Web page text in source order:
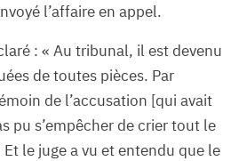
l’affaire en appel.
: « Au tribunal, il est devenu
de toutes pièces. Par
de l’accusation [qui avait
pu s’empêcher de crier tout le
le juge a vu et entendu que le